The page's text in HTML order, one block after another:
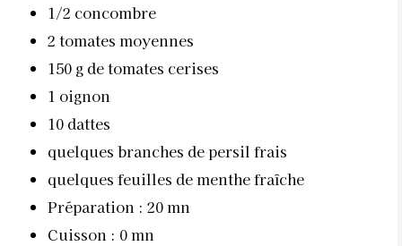
1/2 concombre
2 tomates moyennes
150 g de tomates cerises
1 oignon
10 dattes
quelques branches de persil frais
quelques feuilles de menthe fraîche
Préparation : 20 mn
Cuisson : 0 mn